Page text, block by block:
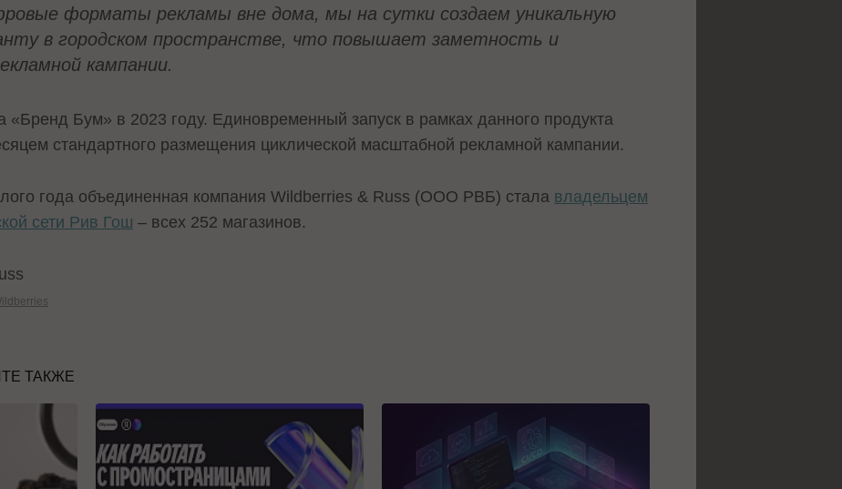
форматы рекламы вне дома, мы на сутки создаем уникальную
в городском пространстве, что повышает заметность и
кампании.
«Бренд Бум» в 2023 году. Единовременный запуск в рамках данного продукта
стандартного размещения циклической масштабной рекламной кампании.
года объединенная компания Wildberries & Russ (ООО РВБ) стала владельцем
сети Рив Гош – всех 252 магазинов.
ТАКЖЕ